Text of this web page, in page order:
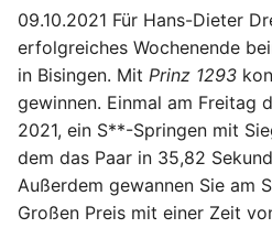
09.10.2021 Für Hans-Dieter
erfolgreiches Wochenende
in Bisingen. Mit Prinz 1293
gewinnen. Einmal am Freitag
2021, ein S**-Springen mit
dem das Paar in 35,82
Außerdem gewannen Sie am
Großen Preis mit einer Zeit